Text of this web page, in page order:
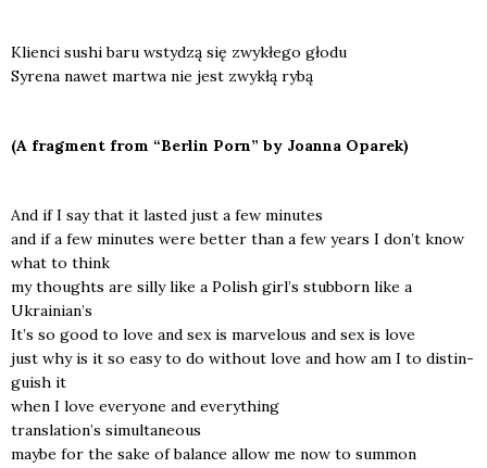
Klien­ci sushi baru wsty­dzą się zwy­kłe­go gło­du
Syre­na nawet mar­twa nie jest zwy­kłą rybą
(A frag­ment from “Ber­lin Porn” by Joan­na Opa­rek)
And if I say that it lasted just a few minu­tes
and if a few minu­tes were bet­ter than a few years I don’t know
what to think
my tho­ughts are sil­ly like a Polish girl’s stub­born like a
Ukrainian’s
It’s so good to love and sex is marve­lo­us and sex is love
just why is it so easy to do witho­ut love and how am I to distin­
gu­ish it
when I love eve­ry­one and eve­ry­thing
translation’s simul­ta­ne­ous
may­be for the sake of balan­ce allow me now to sum­mon